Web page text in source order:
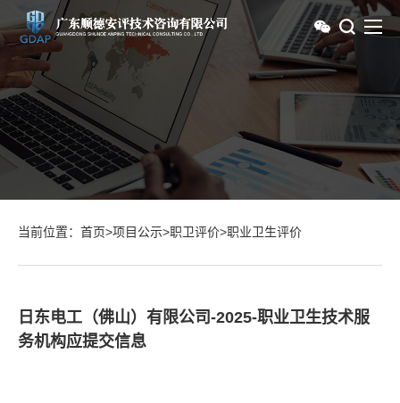
当前位置： 首页>项目公示>职卫评价>职业卫生评价
日东电工（佛山）有限公司-2025-职业卫生技术服
务机构应提交信息